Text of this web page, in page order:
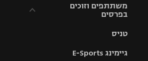
משתתפים וזוכים
בפרסים
וזוכים בפרסים
טניס
גיימינג E-Sports